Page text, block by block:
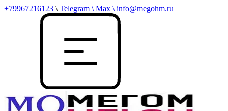
+79967216123 \ Telegram \ Max \ info@megohm.ru